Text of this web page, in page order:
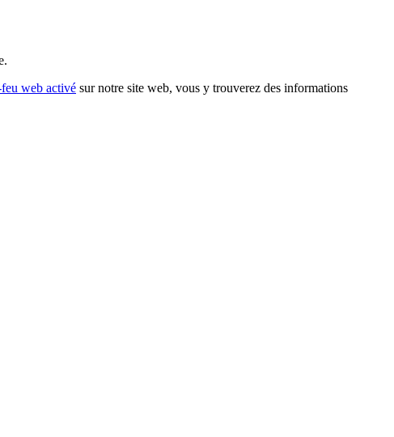
feu web activé sur notre site web, vous y trouverez des informations